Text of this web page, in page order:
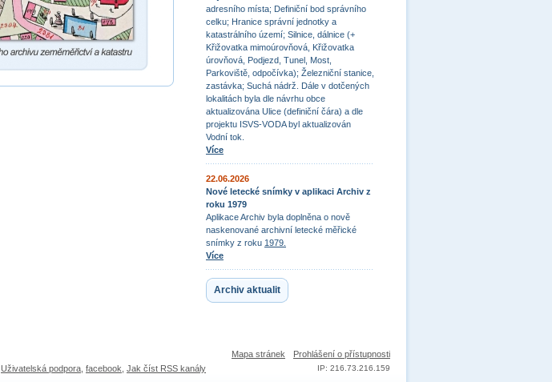
adresního místa; Definiční bod správního
celku; Hranice správní jednotky a
katastrálního území; Silnice, dálnice (+
Křižovatka mimoúrovňová, Křižovatka
úrovňová, Podjezd, Tunel, Most,
Parkoviště, odpočívka); Železniční stanice,
zastávka; Suchá nádrž. Dále v dotčených
lokalitách byla dle návrhu obce
aktualizována Ulice (definiční čára) a dle
projektu ISVS-VODA byl aktualizován
Vodní tok.
Více
22.06.2026
Nové letecké snímky v aplikaci Archiv z
roku 1979
Aplikace Archiv byla doplněna o nově
naskenované archivní letecké měřické
snímky z roku 1979.
Více
Archiv aktualit
Mapa stránek Prohlášení o přístupnosti
IP: 216.73.216.159
Uživatelská podpora facebook Jak číst RSS kanály